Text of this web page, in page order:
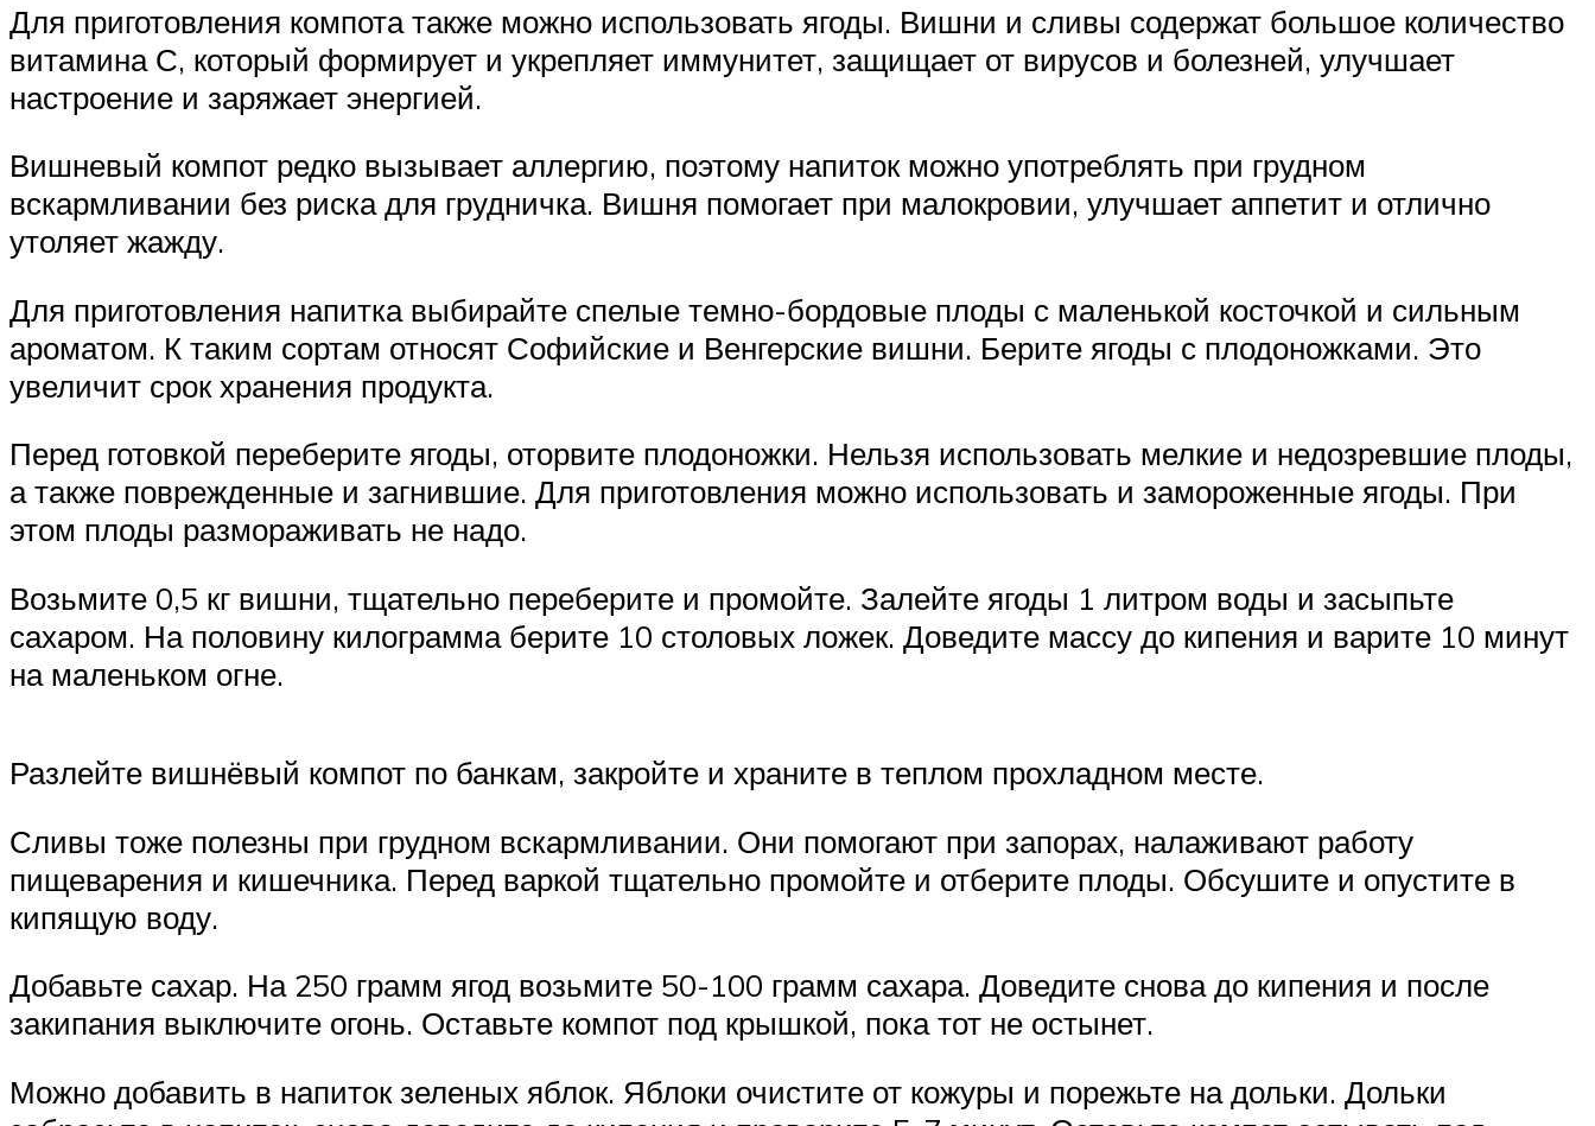
Для приготовления компота также можно использовать ягоды. Вишни и сливы содержат большое количество
витамина С, который формирует и укрепляет иммунитет, защищает от вирусов и болезней, улучшает
настроение и заряжает энергией.
Вишневый компот редко вызывает аллергию, поэтому напиток можно употреблять при грудном
вскармливании без риска для грудничка. Вишня помогает при малокровии, улучшает аппетит и отлично
утоляет жажду.
Для приготовления напитка выбирайте спелые темно-бордовые плоды с маленькой косточкой и сильным
ароматом. К таким сортам относят Софийские и Венгерские вишни. Берите ягоды с плодоножками. Это
увеличит срок хранения продукта.
Перед готовкой переберите ягоды, оторвите плодоножки. Нельзя использовать мелкие и недозревшие плоды,
а также поврежденные и загнившие. Для приготовления можно использовать и замороженные ягоды. При
этом плоды размораживать не надо.
Возьмите 0,5 кг вишни, тщательно переберите и промойте. Залейте ягоды 1 литром воды и засыпьте
сахаром. На половину килограмма берите 10 столовых ложек. Доведите массу до кипения и варите 10 минут
на маленьком огне.
Разлейте вишнёвый компот по банкам, закройте и храните в теплом прохладном месте.
Сливы тоже полезны при грудном вскармливании. Они помогают при запорах, налаживают работу
пищеварения и кишечника. Перед варкой тщательно промойте и отберите плоды. Обсушите и опустите в
кипящую воду.
Добавьте сахар. На 250 грамм ягод возьмите 50-100 грамм сахара. Доведите снова до кипения и после
закипания выключите огонь. Оставьте компот под крышкой, пока тот не остынет.
Можно добавить в напиток зеленых яблок. Яблоки очистите от кожуры и порежьте на дольки. Дольки